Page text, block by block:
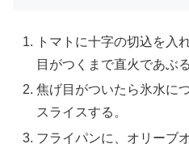
トマトに十字の切込を入
目がつくまで直火であぶる
焦げ目がついたら氷水に
スライスする。
フライパンに、オリーブ